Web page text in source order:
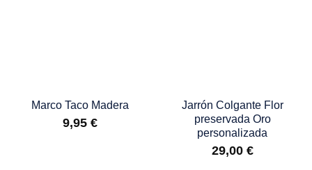
Marco Taco Madera
9,95 €
Jarrón Colgante Flor
preservada Oro
personalizada
29,00 €